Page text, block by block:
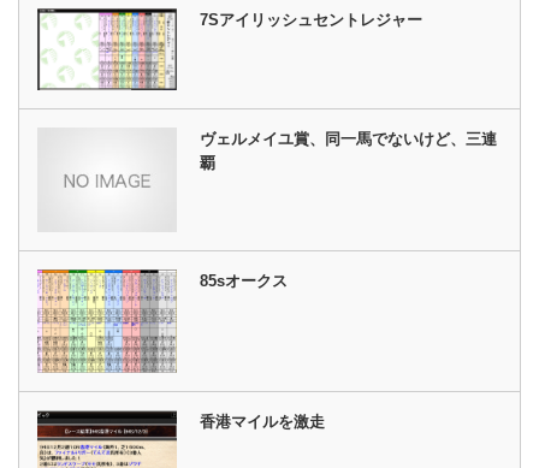
7Sアイリッシュセントレジャー
ヴェルメイユ賞、同一馬でないけど、三連
覇
85sオークス
香港マイルを激走